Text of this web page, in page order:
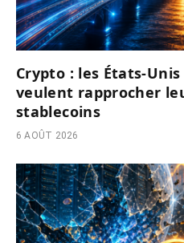
Crypto : les États-
veulent rapprocher
stablecoins
6 AOÛT 2026